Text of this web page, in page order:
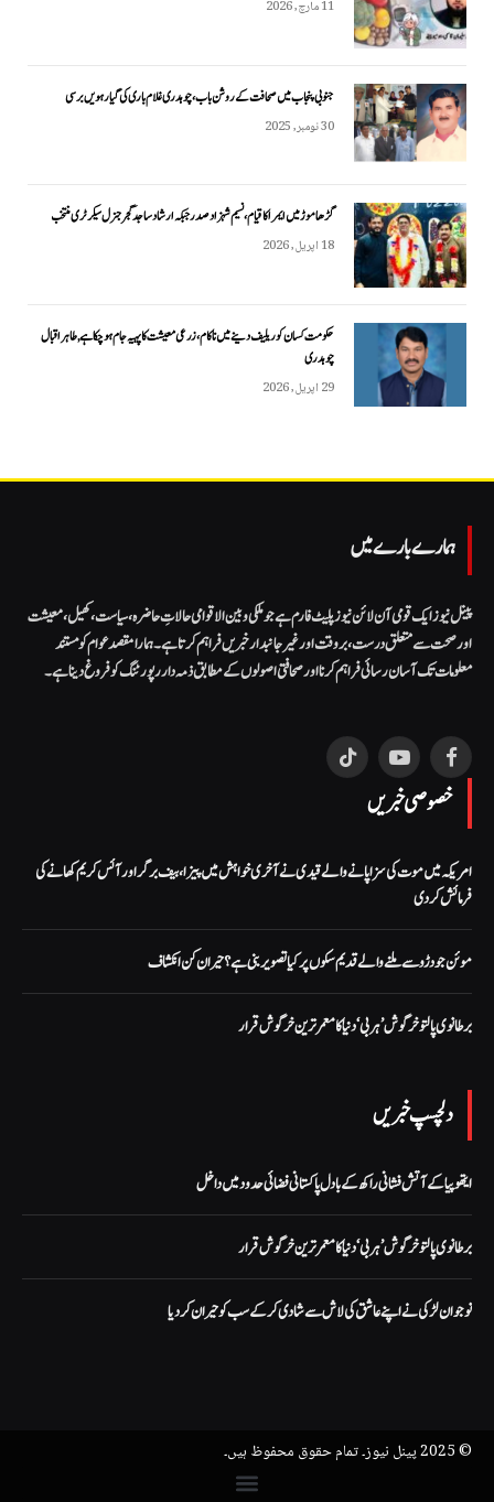
11 مارچ, 2026
جنوبی پنجاب میں صحافت کے روشن باب، چوہدری غلام باری کی گیارہویں برسی
30 نومبر, 2025
گڑھاموڑ میں ایمرا کا قیام، نسیم شہزاد صدر جبکہ ارشاد ساجد گجر جنرل سیکرٹری منتخب
18 اپریل, 2026
حکومت کسان کو ریلیف دینے میں ناکام، زرعی معیشت کا پہیہ جام ہو چکا ہے, طاہر اقبال
چوہدری
29 اپریل, 2026
ہمارے بارے میں
پینل نیوز ایک قومی آن لائن نیوز پلیٹ فارم ہے جو ملکی و بین الاقوامی حالاتِ حاضرہ، سیاست، کھیل، معیشت
اور صحت سے متعلق درست، بروقت اور غیر جانبدار خبریں فراہم کرتا ہے۔ ہمارا مقصد عوام کو مستند
معلومات تک آسان رسائی فراہم کرنا اور صحافتی اصولوں کے مطابق ذمہ دار رپورٹنگ کو فروغ دینا ہے۔
Facebook
YouTube
TikTok
خصوصی خبریں
امریکہ میں موت کی سزا پانے والے قیدی نے آخری خواہش میں پیزا، بیف برگر اور آئس کریم کھانے کی
فرمائش کر دی
موئن جو دڑو سے ملنے والے قدیم سکوں پر کیا تصویر بنی ہے؟ حیران کن انکشاف
برطانوی پالتو خرگوش ’ہربی‘ دنیا کا معمر ترین خرگوش قرار
دلچسپ خبریں
ایتھوپیا کے آتش فشانی راکھ کے بادل پاکستانی فضائی حدود میں داخل
برطانوی پالتو خرگوش ’ہربی‘ دنیا کا معمر ترین خرگوش قرار
نوجوان لڑکی نے اپنے عاشق کی لاش سے شادی کر کے سب کو حیران کر دیا
© 2025 پینل نیوز۔ تمام حقوق محفوظ ہیں۔